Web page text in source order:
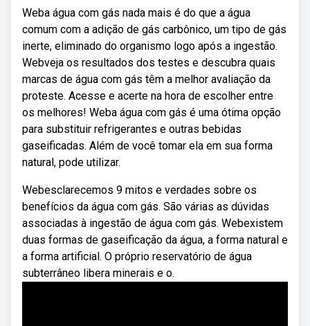
Weba água com gás nada mais é do que a água
comum com a adição de gás carbônico, um tipo de gás
inerte, eliminado do organismo logo após a ingestão.
Webveja os resultados dos testes e descubra quais
marcas de água com gás têm a melhor avaliação da
proteste. Acesse e acerte na hora de escolher entre
os melhores! Weba água com gás é uma ótima opção
para substituir refrigerantes e outras bebidas
gaseificadas. Além de você tomar ela em sua forma
natural, pode utilizar.
Webesclarecemos 9 mitos e verdades sobre os
benefícios da água com gás. São várias as dúvidas
associadas à ingestão de água com gás. Webexistem
duas formas de gaseificação da água, a forma natural e
a forma artificial. O próprio reservatório de água
subterrâneo libera minerais e o.